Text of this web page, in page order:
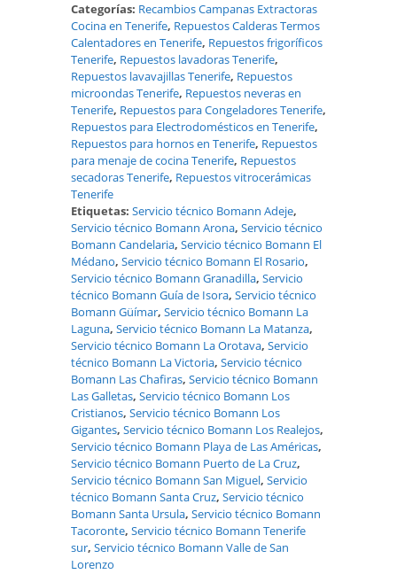
Categorías: Recambios Campanas Extractoras
Cocina en Tenerife, Repuestos Calderas Termos
Calentadores en Tenerife, Repuestos frigoríficos
Tenerife, Repuestos lavadoras Tenerife,
Repuestos lavavajillas Tenerife, Repuestos
microondas Tenerife, Repuestos neveras en
Tenerife, Repuestos para Congeladores Tenerife,
Repuestos para Electrodomésticos en Tenerife,
Repuestos para hornos en Tenerife, Repuestos
para menaje de cocina Tenerife, Repuestos
secadoras Tenerife, Repuestos vitrocerámicas
Tenerife
Etiquetas: Servicio técnico Bomann Adeje,
Servicio técnico Bomann Arona, Servicio técnico
Bomann Candelaria, Servicio técnico Bomann El
Médano, Servicio técnico Bomann El Rosario,
Servicio técnico Bomann Granadilla, Servicio
técnico Bomann Guía de Isora, Servicio técnico
Bomann Güímar, Servicio técnico Bomann La
Laguna, Servicio técnico Bomann La Matanza,
Servicio técnico Bomann La Orotava, Servicio
técnico Bomann La Victoria, Servicio técnico
Bomann Las Chafiras, Servicio técnico Bomann
Las Galletas, Servicio técnico Bomann Los
Cristianos, Servicio técnico Bomann Los
Gigantes, Servicio técnico Bomann Los Realejos,
Servicio técnico Bomann Playa de Las Américas,
Servicio técnico Bomann Puerto de La Cruz,
Servicio técnico Bomann San Miguel, Servicio
técnico Bomann Santa Cruz, Servicio técnico
Bomann Santa Ursula, Servicio técnico Bomann
Tacoronte, Servicio técnico Bomann Tenerife
sur, Servicio técnico Bomann Valle de San
Lorenzo